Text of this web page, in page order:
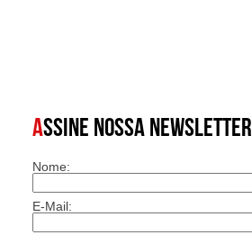
ASSINE NOSSA NEWSLETTER
Nome:
E-Mail: